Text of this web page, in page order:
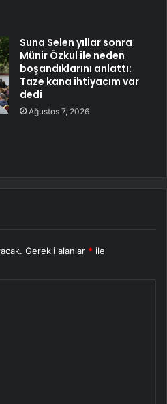
Suna Selen yıllar sonra
Münir Özkul ile neden
boşandıklarını anlattı:
Taze kana ihtiyacım var
dedi
Ağustos 7, 2026
Gerekli alanlar * ile